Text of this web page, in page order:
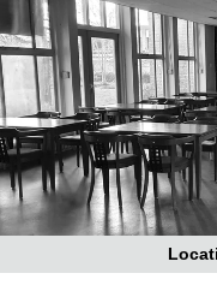
Tilburg
Zwolle
Amsterdam
Westpoort
center
Hilversum
Business
center
Den
Haag
Coworking
space
Breda
Coworking